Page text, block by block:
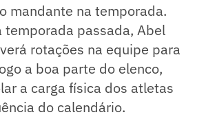
mandante na temporada.
temporada passada, Abel
rotações na equipe para
a boa parte do elenco,
a carga física dos atletas
do calendário.